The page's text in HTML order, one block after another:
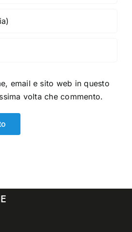
email e sito web in questo
volta che commento.